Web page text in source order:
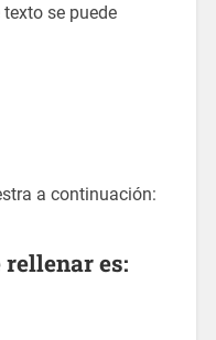
se puede
a continuación:
es: